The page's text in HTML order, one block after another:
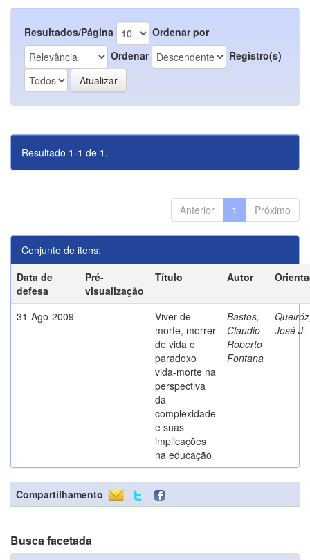
Resultados/Página
Ordenar por
Ordenar
Registro(s)
Resultado 1-1 de 1.
Anterior 1 Próximo
Conjunto de itens:
Data de
defesa
Pré-
visualização
Título Autor
31-Ago-2009
Viver de
morte, morrer
de vida o
paradoxo
vida-morte na
perspectiva
da
complexidade
e suas
implicações
na educação
Bastos,
Claudio
Roberto
Fontana
José J.
Compartilhamento
Busca facetada